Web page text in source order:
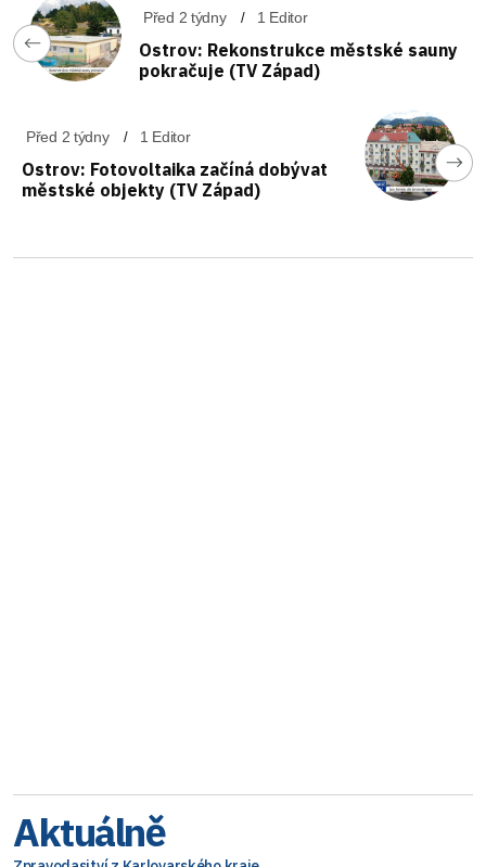
Před 2 týdny 1 Editor
Ostrov: Rekonstrukce městské sauny
pokračuje (TV Západ)
Před 2 týdny 1 Editor
Ostrov: Fotovoltaika začíná dobývat
městské objekty (TV Západ)
Aktuálně